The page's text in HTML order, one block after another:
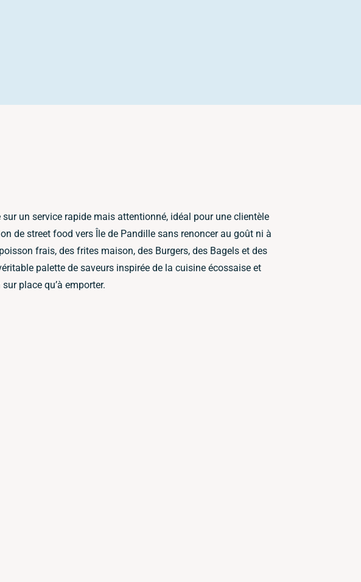
un service rapide mais attentionné, idéal pour une clientèle
de street food vers Île de Pandille sans renoncer au goût ni à
frais, des frites maison, des Burgers, des Bagels et des
palette de saveurs inspirée de la cuisine écossaise et
place qu’à emporter.